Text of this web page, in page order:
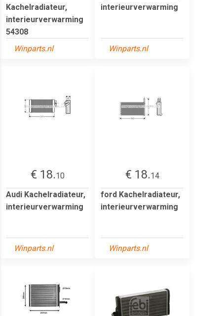
Kachelradiateur,
interieurverwarming
54308
Winparts.nl
interieurverwarming
Winparts.nl
€ 18.10
Audi Kachelradiateur,
interieurverwarming
Winparts.nl
€ 18.14
ford Kachelradiateur,
interieurverwarming
Winparts.nl